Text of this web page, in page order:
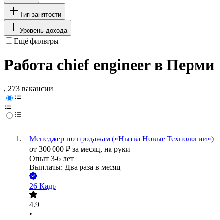
Тип занятости
Уровень дохода
Ещё фильтры
Работа chief engineer в Перми
, 273 вакансии
Менеджер по продажам («Нытва Новые Технологии»)
от 300 000 ₽ за месяц, на руки
Опыт 3-6 лет
Выплаты: Два раза в месяц
26 Кадр
4.9
•